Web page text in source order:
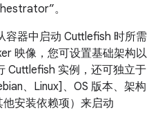
。
器中启动 Cuttlefish 时所需
映像，您可设置基础架构以
Cuttlefish 实例，还可独立于
、Linux]、OS 版本、架构
安装依赖项）来启动